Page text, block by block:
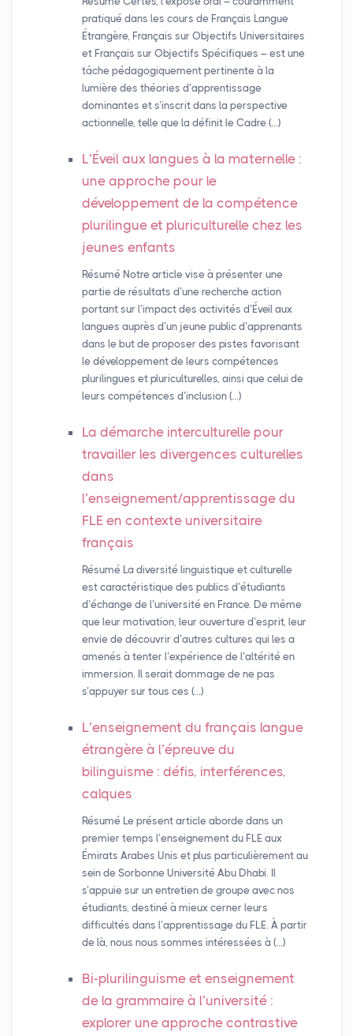
pratiqué dans les cours de Français Langue
Étrangère, Français sur Objectifs Universitaires
et Français sur Objectifs Spécifiques – est une
tâche pédagogiquement pertinente à la
lumière des théories d’apprentissage
dominantes et s’inscrit dans la perspective
actionnelle, telle que la définit le Cadre (…)
L’Éveil aux langues à la maternelle :
une approche pour le
développement de la compétence
plurilingue et pluriculturelle chez les
jeunes enfants
Résumé Notre article vise à présenter une
partie de résultats d’une recherche action
portant sur l’impact des activités d’Éveil aux
langues auprès d’un jeune public d’apprenants
dans le but de proposer des pistes favorisant
le développement de leurs compétences
plurilingues et pluriculturelles, ainsi que celui de
leurs compétences d’inclusion (…)
La démarche interculturelle pour
travailler les divergences culturelles
dans
l’enseignement/apprentissage du
FLE en contexte universitaire
français
Résumé La diversité linguistique et culturelle
est caractéristique des publics d’étudiants
d’échange de l’université en France. De même
que leur motivation, leur ouverture d’esprit, leur
envie de découvrir d’autres cultures qui les a
amenés à tenter l’expérience de l’altérité en
immersion. Il serait dommage de ne pas
s’appuyer sur tous ces (…)
L’enseignement du français langue
étrangère à l’épreuve du
bilinguisme : défis, interférences,
calques
Résumé Le présent article aborde dans un
premier temps l’enseignement du FLE aux
Émirats Arabes Unis et plus particulièrement au
sein de Sorbonne Université Abu Dhabi. Il
s’appuie sur un entretien de groupe avec nos
étudiants, destiné à mieux cerner leurs
difficultés dans l’apprentissage du FLE. À partir
de là, nous nous sommes intéressées à (…)
Bi-plurilinguisme et enseignement
de la grammaire à l’université :
explorer une approche contrastive